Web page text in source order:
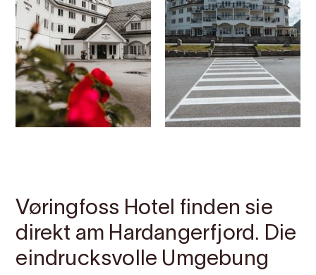
Vøringfoss Hotel finden sie
direkt am Hardangerfjord. Die
eindrucksvolle Umgebung